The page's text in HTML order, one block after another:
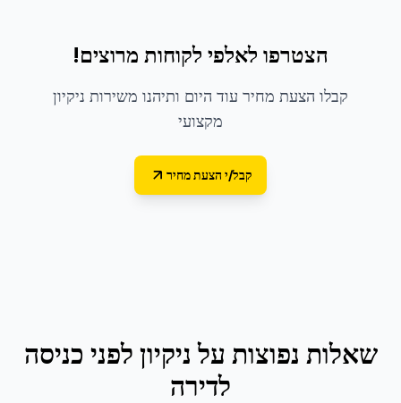
הצטרפו לאלפי לקוחות מרוצים!
קבלו הצעת מחיר עוד היום ותיהנו משירות ניקיון
מקצועי
קבל/י הצעת מחיר
שאלות נפוצות על ניקיון לפני כניסה
לדירה